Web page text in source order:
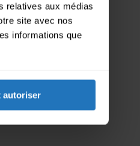
relatives aux médias
site avec nos
informations que
autoriser